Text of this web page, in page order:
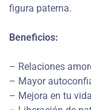
figura paterna.
Beneficios:
– Relaciones
– Mayor
– Mejora en tu